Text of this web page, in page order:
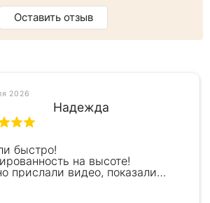
Оставить отзыв
2026
Надежда
быстро!
на высоте!
прислали видео, показали
и положили